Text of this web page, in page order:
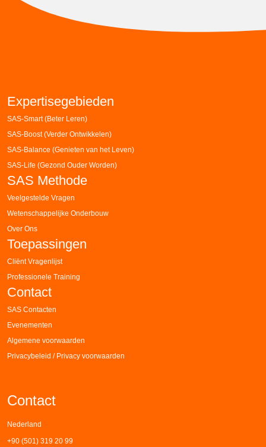
Expertisegebieden
SAS-Smart (Beter Leren)
SAS-Boost (Verder Ontwikkelen)
SAS-Balance (Genieten van het Leven)
SAS-Life (Gezond Ouder Worden)
SAS Methode
Veelgestelde Vragen
Wetenschappelijke Onderbouw
Over Ons
Toepassingen
Cliënt Vragenlijst
Professionele Training
Contact
SAS Contacten
Evenementen
Algemene voorwaarden
Privacybeleid / Privacy voorwaarden
Contact
Nederland
+90 (501) 319 20 99